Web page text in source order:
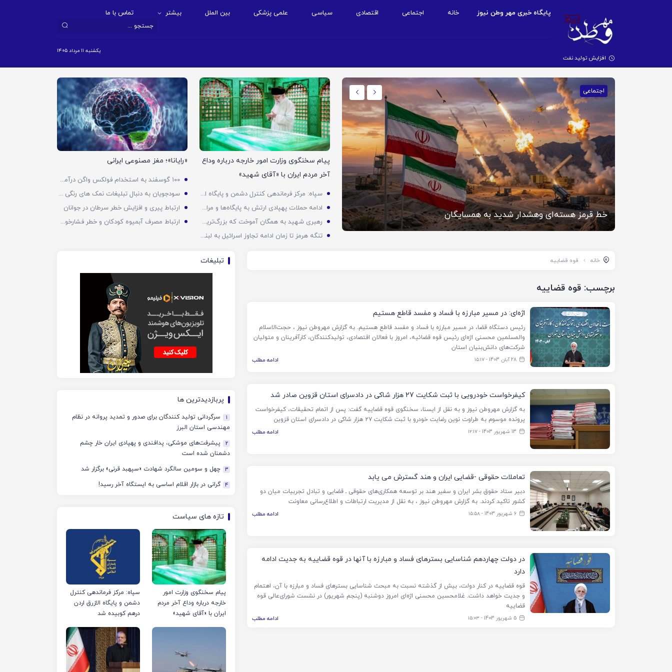
پایگاه خبری مهر وطن نیوز خانه اجتماعی اقتصادی سیاسی علمی پزشکی بین الملل بیشتر تماس با ما
یکشنبه ۱۱ مرداد ۱۴۰۵
افزایش تولید نفت اوپک با بازگشای
اجتماعی
خط قرمز هسته‌ای وهشدار شدید به همسایگان
اجتماعی
«رواق دارالذکر» محل تدفین قائد امت
پیام سخنگوی وزارت امور خارجه درباره وداع
آخر مردم ایران با «آقای شهید»
سپاه: مرکز فرماندهی کنترل دشمن و پایگاه الازرق اردن درهم کوبیده شد
ادامه حملات پهپادی ارتش به پایگاه‌ها و مراکز راهبردی آمریکا در منطقه
رهبری شهید به همگان آموخت که بزرگ‌ترین سرمایه ایران، مردم و وحدت است
تنگه هرمز تا زمان ادامه تجاوز اسرائیل به لبنان باید بسته بماند
«رایانا»؛ مغز مصنوعی ایرانی
۱۰۰ گوسفند به استخدام فولکس واگن درآمدند!
سودجویان به دنبال تبلیغات نمک های رنگی هستند
ارتباط پیری و افزایش خطر سرطان در جوانان
ارتباط مصرف آبمیوه کودکان و خطر فشارخون در بزرگسالی
خانه قوه قضاییه
برچسب: قوه قضاییه
اژه‌ای: در مسیر مبارزه با فساد و مفسد قاطع هستیم
رئیس دستگاه قضا، در مسیر مبارزه با فساد و مفسد قاطع هستیم. به گزارش مهروطن نیوز ، حجت‌الاسلام
والمسلمین محسنی اژه‌ای رئیس قوه قضائیه، امروز با فعالان اقتصادی، تولیدکنندگان، کارآفرینان و متولیان
شرکت‌های دانش‌بنیان استان
28 آبان 1403 - ۱۵:۱۷ ادامه مطلب
کیفرخواست خودرویی با ثبت شکایت 27 هزار شاکی در دادسرای استان قزوین صادر شد
به گزارش مهروطن نیوز و به نقل از ایسنا، سخنگوی قوه قضاییه گفت: پس از اتمام تحقیقات، کیفرخواست
پرونده موسوم به طراوت نوین رضایت خودرو با ثبت شکایت ۲۷ هزار شاکی در دادسرای استان قزوین
13 شهریور 1403 - ۱۲:۱۷ ادامه مطلب
تعاملات حقوقی -قضایی ایران و هند گسترش می یابد
دبیر ستاد حقوق بشر ایران و سفیر هند بر توسعه همکاری‌های حقوقی ـ قضایی و تبادل تجربیات میان دو
کشور تاکید کردند. به گزارش مهروطن نیوز ، به نقل از مدیریت ارتباطات و اطلاع‌رسانی معاونت
6 شهریور 1403 - ۱۵:۵۸ ادامه مطلب
در دولت چهاردهم شناسایی بسترهای فساد و مبارزه با آنها در قوه قضاییه به جدیت ادامه
دارد
قوه قضاییه در کنار دولت، بیش از گذشته نسبت به مبحث شناسایی بسترهای فساد و مبارزه با آن، اهتمام
و جدیت خواهد داشت. غلامحسین محسنی اژه‌ای امروز دوشنبه (پنجم شهریور) در نشست شورای‌عالی قوه
قضاییه
5 شهریور 1403 - ۱۵:۰۳ ادامه مطلب
تبلیغات
پربازدیدترین ها
1
سرگردانی تولید کنندگان برای صدور و تمدید پروانه در نظام
مهندسی استان البرز
2
پیشرفت‌های موشکی، پدافندی و پهپادی ایران خار چشم
دشمنان شده است
3 چهل‌ و سومین سالگرد شهادت «سپهبد قرنی» برگزار شد
4 گرانی در بازار اقلام اساسی به ایستگاه آخر رسید!
تازه های سیاست
پیام سخنگوی وزارت امور
خارجه درباره وداع آخر مردم
ایران با «آقای شهید»
سپاه: مرکز فرماندهی کنترل
دشمن و پایگاه الازرق اردن
درهم کوبیده شد